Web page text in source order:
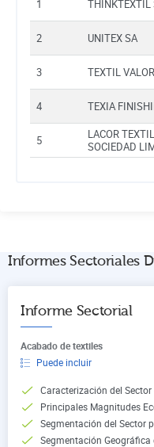
1 THINKTEXTIL
2 UNITEX SA
3 TEXTIL
4 TEXIA
5
LACOR TEXTIL
SOCIEDAD
Informes Sectoriales
Informe Sectorial
Acabado de textiles
Puede incluir
Caracterización del
Principales Magnitudes
Segmentación del Sector
Segmentación Geográfica